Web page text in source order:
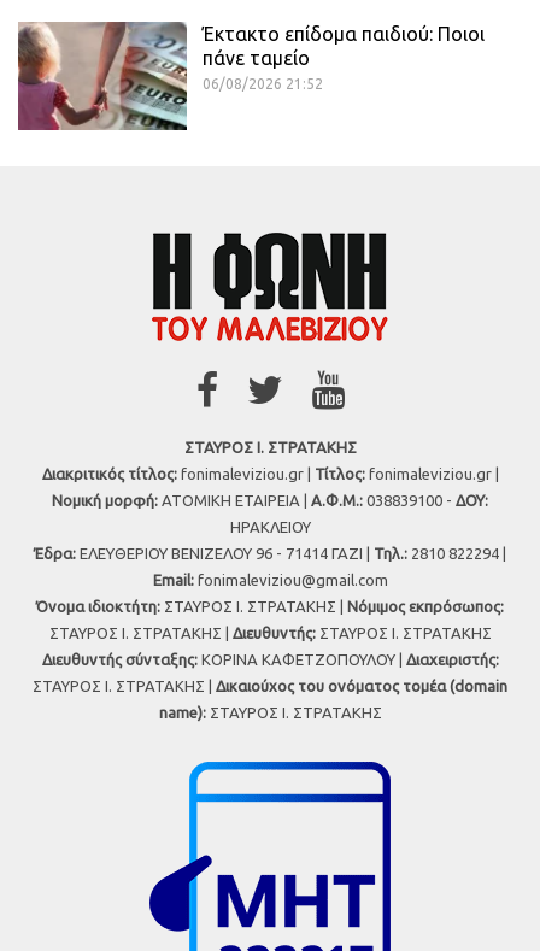
Έκτακτο επίδομα παιδιού: Ποιοι
πάνε ταμείο
06/08/2026 21:52
ΣΤΑΥΡΟΣ Ι. ΣΤΡΑΤΑΚΗΣ
Διακριτικός τίτλος:fonimaleviziou.gr | Τίτλος:fonimaleviziou.gr |
Νομική μορφή: ΑΤΟΜΙΚΗ ΕΤΑΙΡΕΙΑ | Α.Φ.Μ.: 038839100 - ΔΟΥ:
ΗΡΑΚΛΕΙΟΥ
Έδρα: ΕΛΕΥΘΕΡΙΟΥ ΒΕΝΙΖΕΛΟΥ 96 - 71414 ΓΑΖΙ | Τηλ.: 2810 822294 |
Εmail: fonimaleviziou@gmail.com
Όνομα ιδιοκτήτη: ΣΤΑΥΡΟΣ Ι. ΣΤΡΑΤΑΚΗΣ | Νόμιμος εκπρόσωπος:
ΣΤΑΥΡΟΣ Ι. ΣΤΡΑΤΑΚΗΣ | Διευθυντής:ΣΤΑΥΡΟΣ Ι. ΣΤΡΑΤΑΚΗΣ
Διευθυντής σύνταξης:ΚΟΡΙΝΑ ΚΑΦΕΤΖΟΠΟΥΛΟΥ | Διαχειριστής:
ΣΤΑΥΡΟΣ Ι. ΣΤΡΑΤΑΚΗΣ | Δικαιούχος του ονόματος τομέα (domain
name):ΣΤΑΥΡΟΣ Ι. ΣΤΡΑΤΑΚΗΣ